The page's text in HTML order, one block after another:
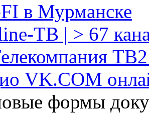
в Мурманске
ТВ | > 67
VK.COM
формы